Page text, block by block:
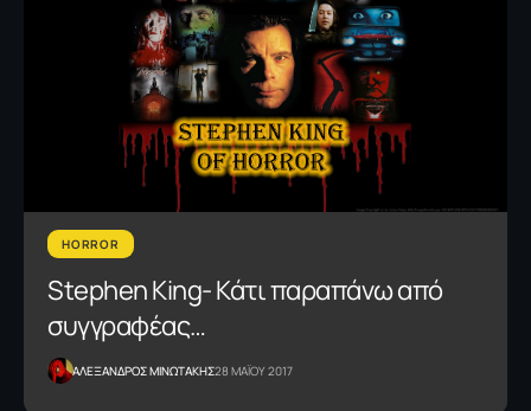
HORROR
Stephen King- Κάτι παραπάνω από
συγγραφέας…
ΑΛΕΞΑΝΔΡΟΣ ΜΙΝΩΤΑΚΗΣ28 ΜΑΪΟΥ 2017